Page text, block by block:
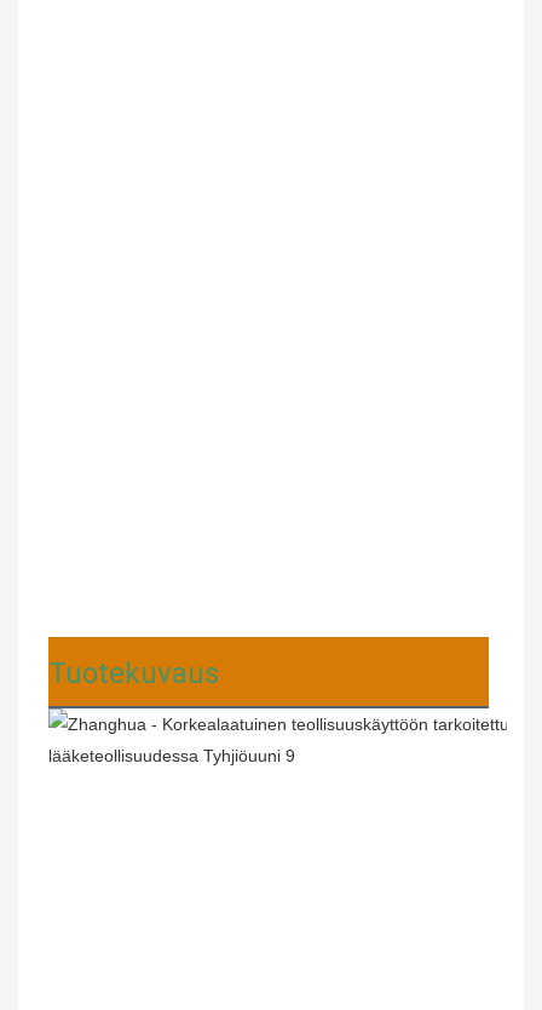
Tuotekuvaus